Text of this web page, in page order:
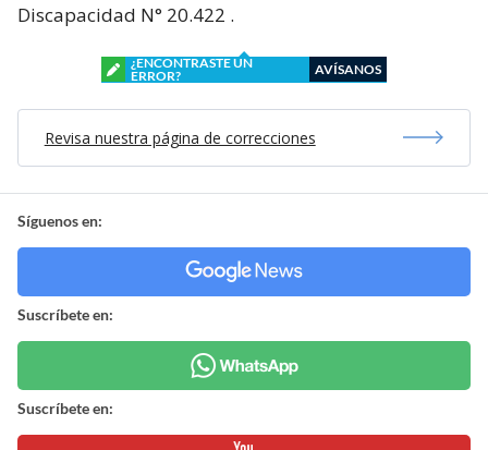
Discapacidad N° 20.422 .
¿ENCONTRASTE UN
ERROR?
AVÍSANOS
Revisa nuestra página de correcciones
Síguenos en:
Suscríbete en:
Suscríbete en: